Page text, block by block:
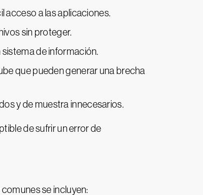
acceso a las aplicaciones.
sin proteger.
de información.
que pueden generar una brecha
y de muestra innecesarios.
de sufrir un error de
se incluyen: